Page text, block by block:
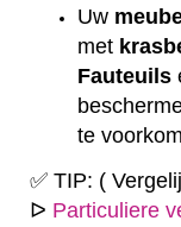
Uw
met
Fauteuils
te
✅ TIP: (
ᐅ Particuliere